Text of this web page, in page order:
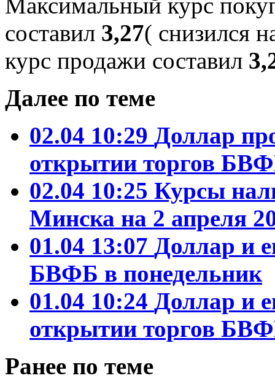
составил 3,27( снизился
курс продажи составил
Далее по теме
02.04 10:29 Доллар
открытии торгов
02.04 10:25 Курсы
Минска на 2 апреля
01.04 13:07 Доллар и
БВФБ в понедельник
01.04 10:24 Доллар и
открытии торгов
Ранее по теме